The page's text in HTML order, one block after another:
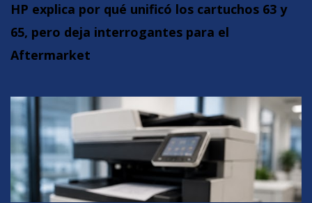
HP explica por qué unificó los cartuchos 63 y
65, pero deja interrogantes para el
Aftermarket